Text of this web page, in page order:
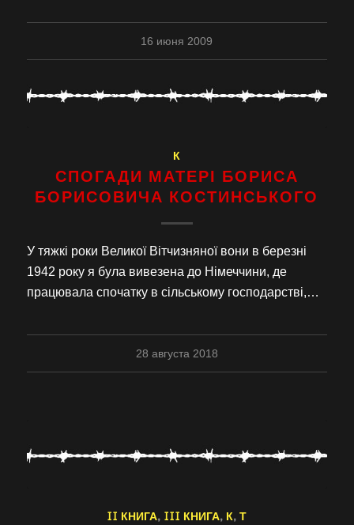
16 июня 2009
К
СПОГАДИ МАТЕРІ БОРИСА
БОРИСОВИЧА КОСТИНСЬКОГО
У тяжкі роки Великої Вітчизняної вони в березні
1942 року я була вивезена до Німеччини, де
працювала спочатку в сільському господарстві,…
28 августа 2018
II КНИГА, III КНИГА, К,Т